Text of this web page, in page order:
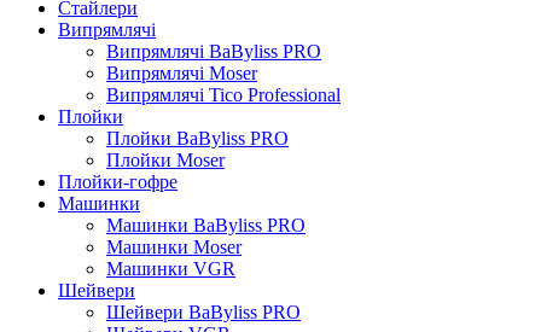
Стайлери
Випрямлячі
Випрямлячі BaByliss PRO
Випрямлячі Moser
Випрямлячі Tico Professional
Плойки
Плойки BaByliss PRO
Плойки Moser
Плойки-гофре
Машинки
Машинки BaByliss PRO
Машинки Moser
Машинки VGR
Шейвери
Шейвери BaByliss PRO